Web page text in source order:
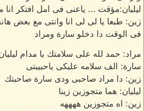
ليليان:مؤقت ... ياعنى فى امل افتكر انا
زين: طبعا يا لى لى انا وانتى مع بعض
فى الوقت دا دخلو سارة ومراد
مراد: حمد لله على سلامتك يا مدام
سارة: الف سلامه عليكى ياحبيبتى
زين: دا مراد صاحبى ودى سارة صاحبتك
ليليان: هما متجوزين زينا
زين: اه متجوزين ههههه